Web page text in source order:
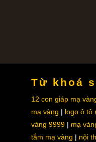
Từ khoá
12 con giáp mạ
mạ vàng
logo ô tô
vàng 9999
mạ
tắm mạ vàng
nội